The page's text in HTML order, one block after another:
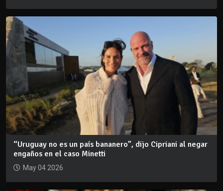
“Uruguay no es un país bananero”, dijo Cipriani al negar
engaños en el caso Minetti
May 04 2026